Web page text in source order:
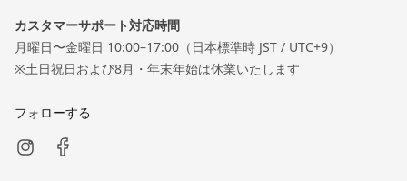
カスタマーサポート対応時間
月曜日〜金曜日 10:00–17:00（日本標準時 JST / UTC+9）
※土日祝日および8月・年末年始は休業いたします
フォローする